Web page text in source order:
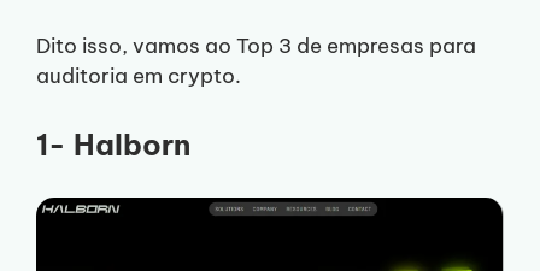
Dito isso, vamos ao Top 3 de empresas para
auditoria em crypto.
1- Halborn